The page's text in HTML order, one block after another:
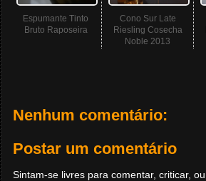
Espumante Tinto
Bruto Raposeira
Cono Sur Late
Riesling Cosecha
Noble 2013
Nenhum comentário:
Postar um comentário
Sintam-se livres para comentar, criticar,